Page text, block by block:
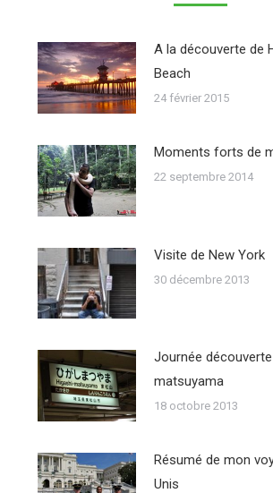
A la découverte de
Beach
24 février 2015
Moments forts de
22 septembre 2014
Visite de New York
30 décembre 2013
Journée
matsuyama
18 octobre 2013
Résumé de mon
Unis